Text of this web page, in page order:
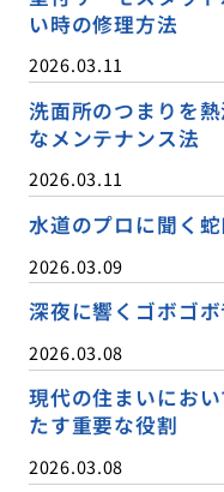
い時の修理方法
2026.03.11
洗面所のつまりを
なメンテナンス法
2026.03.11
水道のプロに聞く
2026.03.09
深夜に響くゴボゴ
2026.03.08
現代の住まいにお
たす重要な役割
2026.03.08